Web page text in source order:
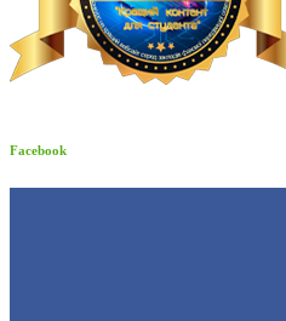
Facebook